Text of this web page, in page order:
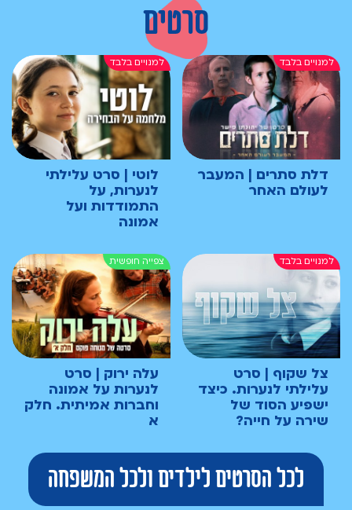
סרטים
דלת סתרים | המעבר
לעולם האחר
לוטי | סרט עלילתי
לנערות, על
התמודדות ועל
אמונה
צל שקוף | סרט
עלילתי לנערות. כיצד
ישפיע הסוד של
שירה על חייה?
עלה ירוק | סרט
לנערות על אמונה
וחברות אמיתית. חלק
א
לכל הסרטים לילדים ולכל המשפחה